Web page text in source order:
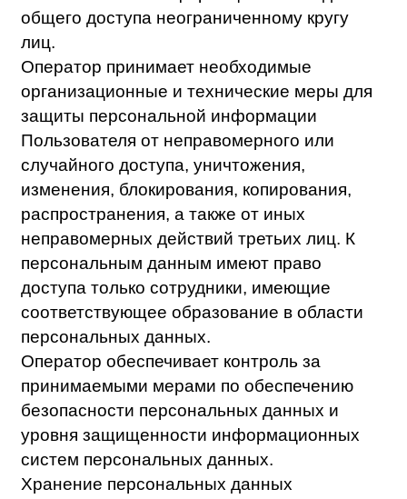
электронной почты
priem@biscollege.ru
пометкой «Отказ от уведомлений о новых
продуктах и услугах и специальных
предложениях».
ПЕРЕДАЧА ПЕРСОНАЛЬНЫХ ДАННЫХ
Оператор вправе передать персональные
данные Пользователя с его согласия
третьим лицам (Партнерам) с целью:
обеспечения исполнения обязательств
перед Пользователями, в том числе в
рамках заключенного договора на
передаваемых данных определяется
условиями договоров;
обеспечения простого и удобного
доступа Пользователя ко всем
мероприятиям Оператора;
своевременного информирования о
нововведениях и возможностях в сфере
образования;
оптимизаций рассылок
информационного и рекламного